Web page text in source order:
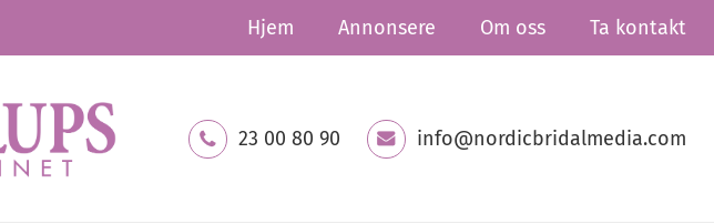
Hjem Annonsere Om oss Ta kontakt
23 00 80 90 info@nordicbridalmedia.com